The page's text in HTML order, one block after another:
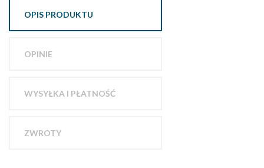
OPIS PRODUKTU
OPINIE
WYSYŁKA I PŁATNOŚĆ
ZWROTY